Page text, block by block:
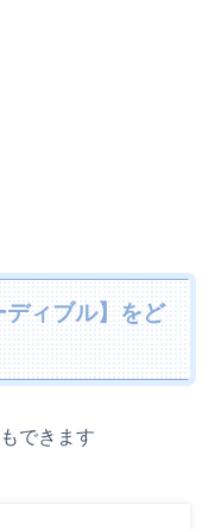
ィブル】をど
できます